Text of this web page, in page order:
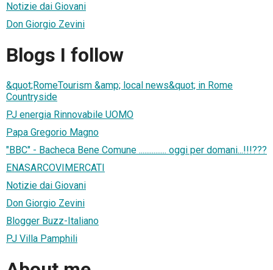
Notizie dai Giovani
Don Giorgio Zevini
Blogs I follow
&quot;RomeTourism &amp; local news&quot; in Rome
Countryside
PJ energia Rinnovabile UOMO
Papa Gregorio Magno
"BBC" - Bacheca Bene Comune ............... oggi per domani...!!!???
ENASARCOVIMERCATI
Notizie dai Giovani
Don Giorgio Zevini
Blogger Buzz-Italiano
PJ Villa Pamphili